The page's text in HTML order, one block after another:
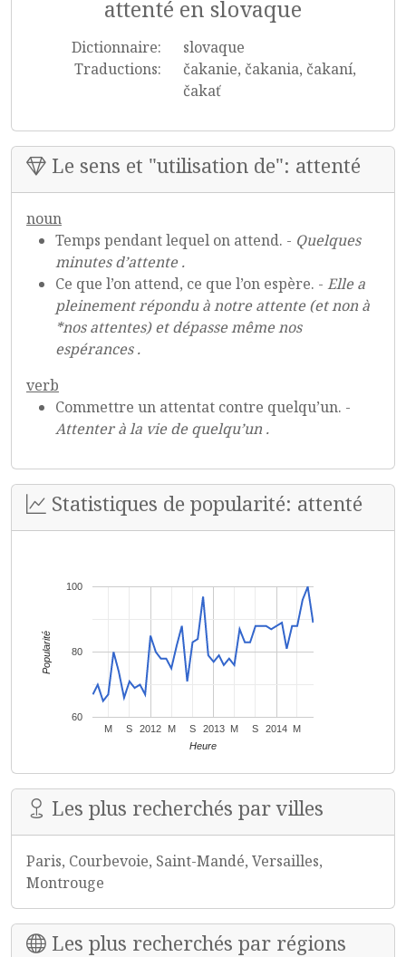
attenté en slovaque
Dictionnaire:
slovaque
Traductions:
čakanie, čakania, čakaní,
čakať
Le sens et "utilisation de": attenté
noun
Temps pendant lequel on attend. - Quelques
minutes d’attente .
Ce que l’on attend, ce que l’on espère. - Elle a
pleinement répondu à notre attente (et non à
*nos attentes) et dépasse même nos
espérances .
verb
Commettre un attentat contre quelqu’un. -
Attenter à la vie de quelqu’un .
Statistiques de popularité: attenté
2012 2013 2014
M S M S M S M
60
80
100
Heure
Popularité
Les plus recherchés par villes
Paris, Courbevoie, Saint-Mandé, Versailles,
Montrouge
Les plus recherchés par régions